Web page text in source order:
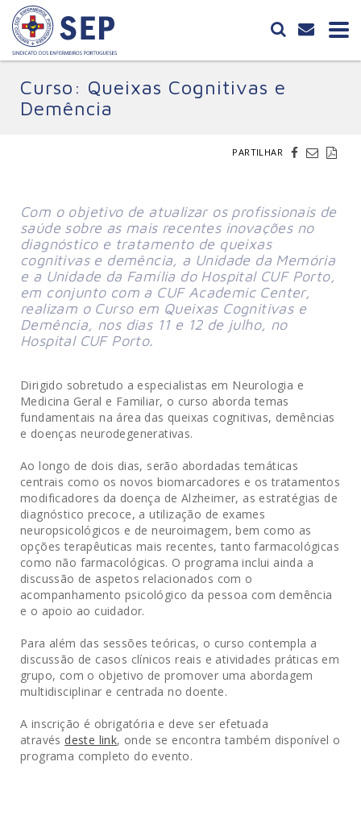
Curso: Queixas Cognitivas e
Demência
PARTILHAR
Com o objetivo de atualizar os profissionais de
saúde sobre as mais recentes inovações no
diagnóstico e tratamento de queixas
cognitivas e demência, a Unidade da Memória
e a Unidade da Família do Hospital CUF Porto,
em conjunto com a CUF Academic Center,
realizam o Curso em Queixas Cognitivas e
Demência, nos dias 11 e 12 de julho, no
Hospital CUF Porto.
Dirigido sobretudo a especialistas em Neurologia e
Medicina Geral e Familiar, o curso aborda temas
fundamentais na área das queixas cognitivas, demências
e doenças neurodegenerativas.
Ao longo de dois dias, serão abordadas temáticas
centrais como os novos biomarcadores e os tratamentos
modificadores da doença de Alzheimer, as estratégias de
diagnóstico precoce, a utilização de exames
neuropsicológicos e de neuroimagem, bem como as
opções terapêuticas mais recentes, tanto farmacológicas
como não farmacológicas. O programa inclui ainda a
discussão de aspetos relacionados com o
acompanhamento psicológico da pessoa com demência
e o apoio ao cuidador.
Para além das sessões teóricas, o curso contempla a
discussão de casos clínicos reais e atividades práticas em
grupo, com o objetivo de promover uma abordagem
multidisciplinar e centrada no doente.
A inscrição é obrigatória e deve ser efetuada
através deste link, onde se encontra também disponível o
programa completo do evento.